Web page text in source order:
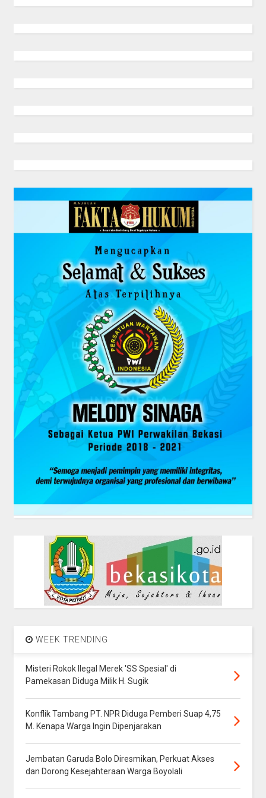
WEEK TRENDING
Misteri Rokok Ilegal Merek 'SS Spesial' di
Pamekasan Diduga Milik H. Sugik
Konflik Tambang PT. NPR Diduga Pemberi Suap 4,75
M. Kenapa Warga Ingin Dipenjarakan
Jembatan Garuda Bolo Diresmikan, Perkuat Akses
dan Dorong Kesejahteraan Warga Boyolali